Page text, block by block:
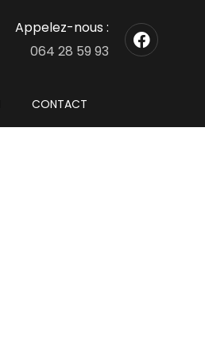
Appelez-nous :
064 28 59 93
CONTACT